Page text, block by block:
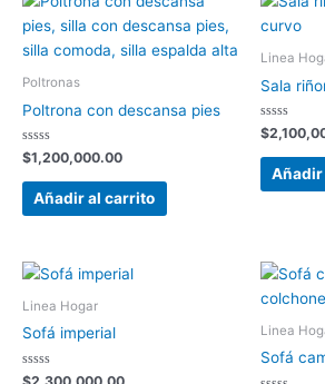
Poltronas
Poltrona con descansa pies
Valorado
con
0
$1,200,000.00
Añadir al carrito
Linea
Sala
Valorado
con
0
$
Linea Hogar
Sofá imperial
Valorado
Linea
Sofá